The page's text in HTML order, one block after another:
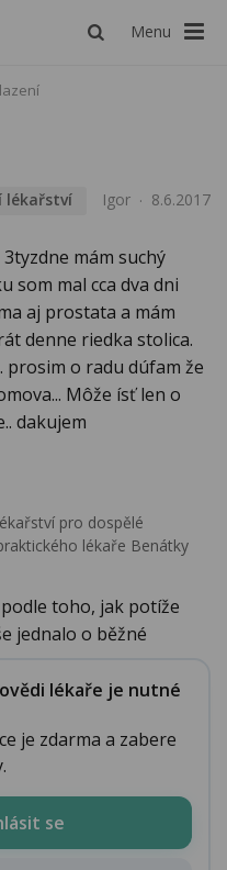
Menu
lékařství Igor 8.6.2017
mám suchý
som mal cca dva dni
aj prostata a mám
denne riedka stolica.
prosim o radu dúfam že
Môže ísť len o
dakujem
pro dospělé
lékaře Benátky
toho, jak potíže
jednalo o běžné
lékaře je nutné
je zdarma a zabere
se